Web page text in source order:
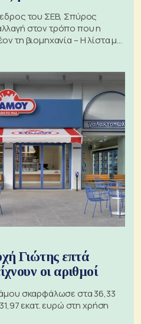
του ΣΕΒ, Σπύρος
στον τρόπο που η
τη βιομηχανία – Η λίστα με
Γιώτης επτά
οι αριθμοί
σκαρφάλωσε στα 36,33
εκατ. ευρώ στη χρήση